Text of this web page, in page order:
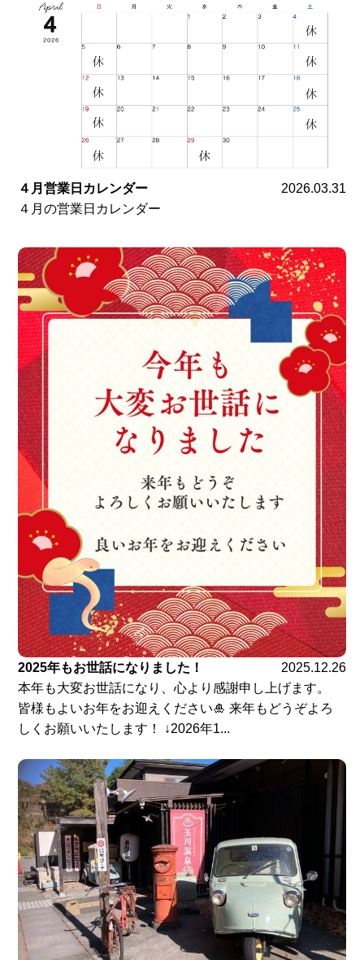
４月営業日カレンダー
2026.03.31
４月の営業日カレンダー
2025年もお世話になりました！
2025.12.26
本年も大変お世話になり、心より感謝申し上げます。
皆様もよいお年をお迎えください🎍 来年もどうぞよろ
しくお願いいたします！ ↓2026年1...